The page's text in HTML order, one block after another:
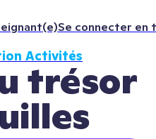
Se connecter en
trésor
Activités